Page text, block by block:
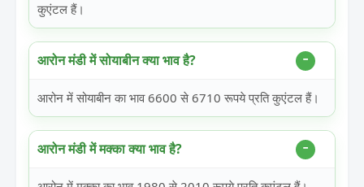
कुएंटल हैं।
आरोन मंडी में सोयाबीन क्या भाव है?
आरोन में सोयाबीन का भाव 6600 से 6710 रूपये प्रति कुएंटल हैं।
आरोन मंडी में मक्का क्या भाव है?